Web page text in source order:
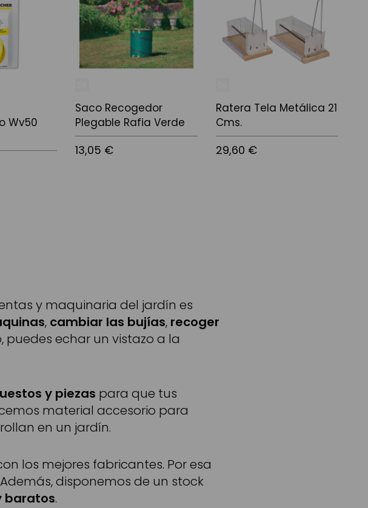
Wv50
Saco Recogedor
Plegable Rafia Verde
13,05 €
Ratera Tela Metálica 21
Cms.
29,60 €
y maquinaria del jardín es
, cambiar las bujías, recoger
puedes echar un vistazo a la
y piezas para que tus
material accesorio para
en un jardín.
los mejores fabricantes. Por esa
Además, disponemos de un stock
baratos.